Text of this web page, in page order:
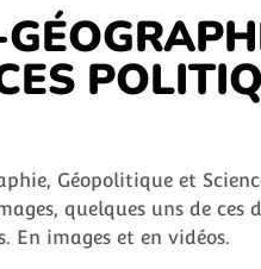
Géopolitique et
quelques uns de ces
En images et en vidéos.